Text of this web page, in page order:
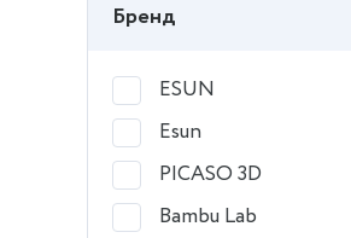
Бренд
ESUN
Esun
PICASO 3D
Bambu Lab